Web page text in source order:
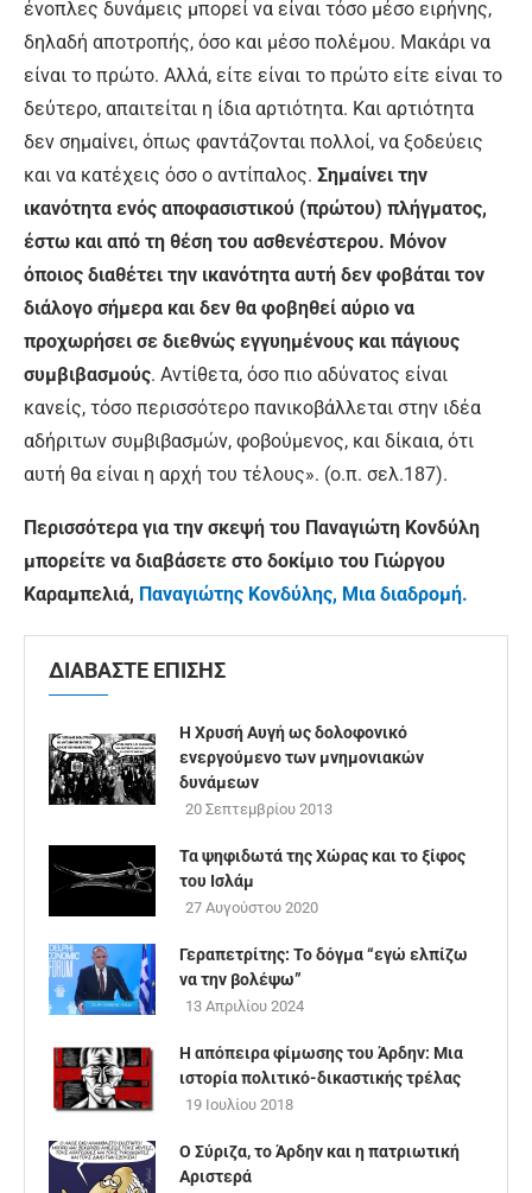
ένοπλες δυνάμεις μπορεί να είναι τόσο μέσο ειρήνης,
δηλαδή αποτροπής, όσο και μέσο πολέμου. Μακάρι να
είναι το πρώτο. Αλλά, είτε είναι το πρώτο είτε είναι το
δεύτερο, απαιτείται η ίδια αρτιότητα. Και αρτιότητα
δεν σημαίνει, όπως φαντάζονται πολλοί, να ξοδεύεις
και να κατέχεις όσο ο αντίπαλος. Σημαίνει την
ικανότητα ενός αποφασιστικού (πρώτου) πλήγματος,
έστω και από τη θέση του ασθενέστερου. Μόνον
όποιος διαθέτει την ικανότητα αυτή δεν φοβάται τον
διάλογο σήμερα και δεν θα φοβηθεί αύριο να
προχωρήσει σε διεθνώς εγγυημένους και πάγιους
συμβιβασμούς. Αντίθετα, όσο πιο αδύνατος είναι
κανείς, τόσο περισσότερο πανικοβάλλεται στην ιδέα
αδήριτων συμβιβασμών, φοβούμενος, και δίκαια, ότι
αυτή θα είναι η αρχή του τέλους». (ο.π. σελ.187).
Περισσότερα για την σκεψή του Παναγιώτη Κονδύλη
μπορείτε να διαβάσετε στο δοκίμιο του Γιώργου
Καραμπελιά, Παναγιώτης Κονδύλης, Μια διαδρομή.
ΔΙΑΒΑΣΤΕ ΕΠΙΣΗΣ
Η Χρυσή Αυγή ως δολοφονικό
ενεργούμενο των μνημονιακών
δυνάμεων
20 Σεπτεμβρίου 2013
Τα ψηφιδωτά της Χώρας και το ξίφος
του Ισλάμ
27 Αυγούστου 2020
Γεραπετρίτης: Το δόγμα “εγώ ελπίζω
να την βολέψω”
13 Απριλίου 2024
Η απόπειρα φίμωσης του Άρδην: Μια
ιστορία πολιτικό-δικαστικής τρέλας
19 Ιουλίου 2018
Ο Σύριζα, το Άρδην και η πατριωτική
Αριστερά